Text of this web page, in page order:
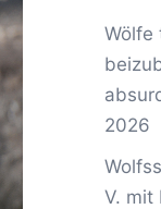
Wölfe
2026
V. mit